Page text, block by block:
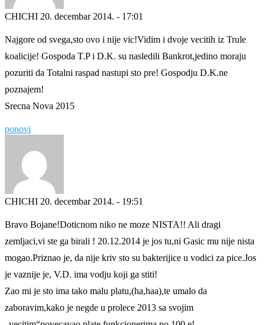
CHICHI 20. decembar 2014. - 17:01
Najgore od svega,sto ovo i nije vic!Vidim i dvoje vecitih iz Trule
koalicije! Gospoda T.P i D.K. su nasledili Bankrot,jedino moraju
pozuriti da Totalni raspad nastupi sto pre! Gospodju D.K.ne
poznajem!
Srecna Nova 2015
ponovi
CHICHI 20. decembar 2014. - 19:51
Bravo Bojane!Doticnom niko ne moze NISTA!! Ali dragi
zemljaci,vi ste ga birali ! 20.12.2014 je jos tu,ni Gasic mu nije nista
mogao.Priznao je, da nije kriv sto su bakterijice u vodici za pice.Jos
je vaznije je, V.D. ima vodju koji ga stiti!
Zao mi je sto ima tako malu platu,(ha,haa),te umalo da
zaboravim,kako je negde u prolece 2013 sa svojim